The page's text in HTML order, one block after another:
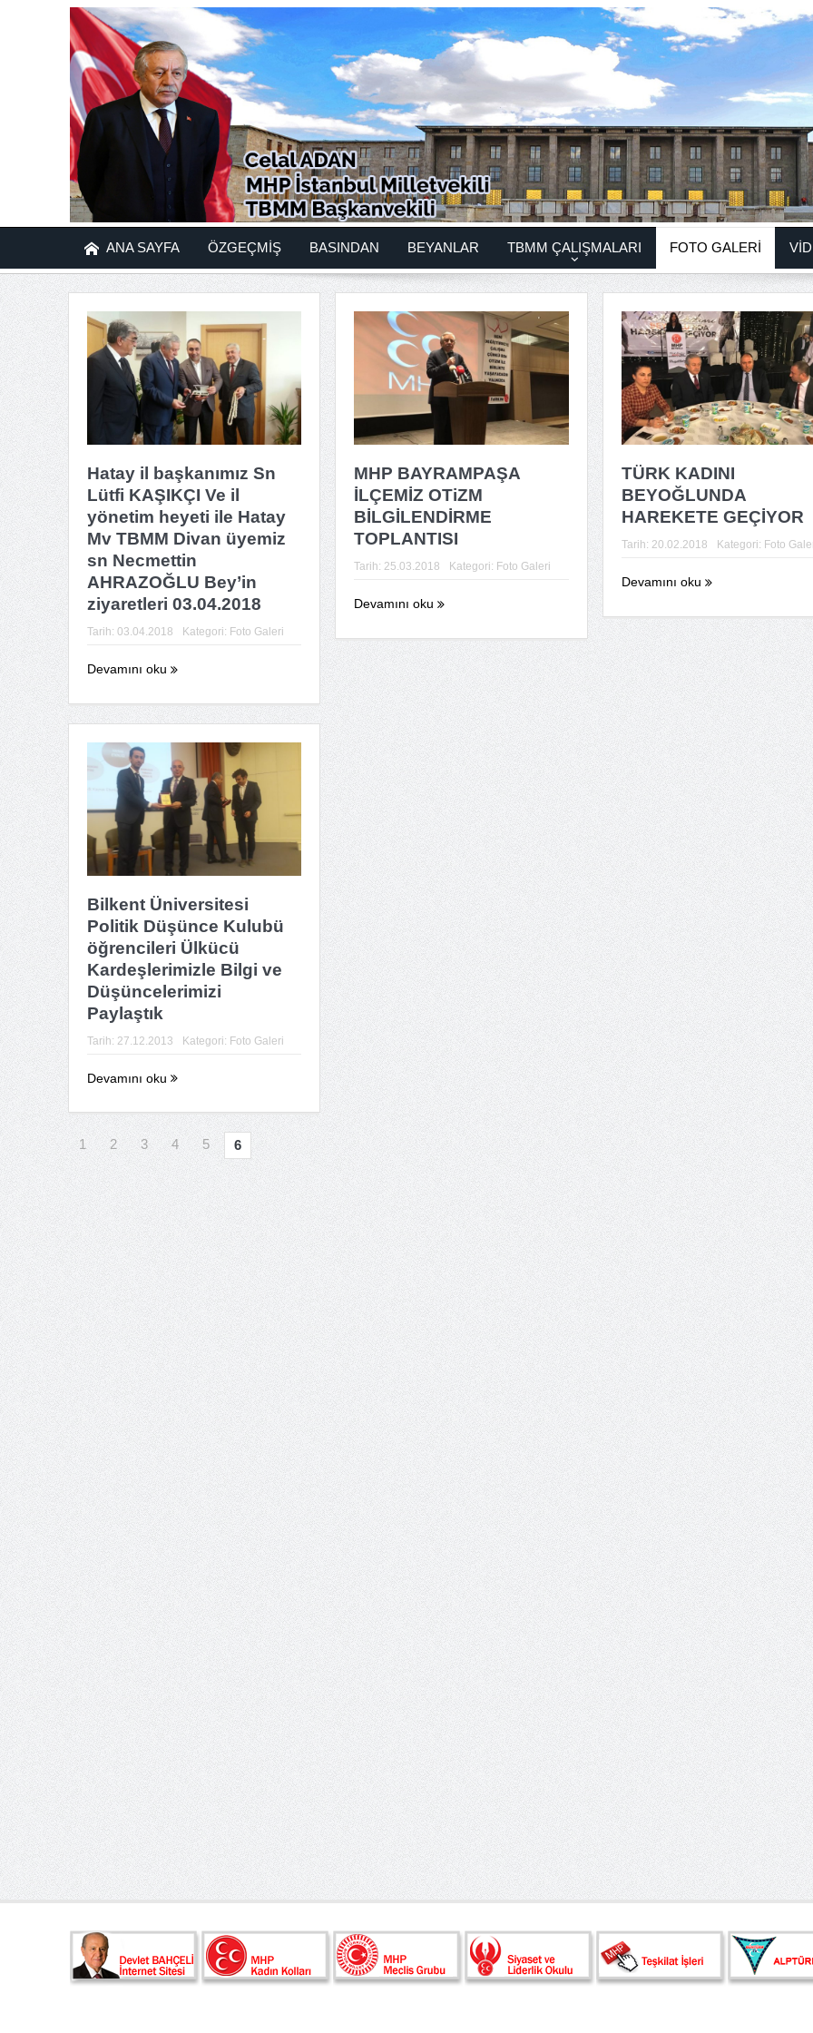
ANA SAYFA ÖZGEÇMİŞ BASINDAN BEYANLAR TBMM ÇALIŞMALARI FOTO GALERİ
Hatay il başkanımız Sn
Lütfi KAŞIKÇI Ve il
yönetim heyeti ile Hatay
Mv TBMM Divan üyemiz
sn Necmettin
AHRAZOĞLU Bey’in
ziyaretleri 03.04.2018
Tarih: 03.04.2018 Kategori: Foto Galeri
Devamını oku
MHP BAYRAMPAŞA
İLÇEMİZ OTiZM
BİLGİLENDİRME
TOPLANTISI
Tarih: 25.03.2018 Kategori: Foto Galeri
Devamını oku
TÜRK KADINI
BEYOĞLUNDA
HAREKETE GEÇİYOR
Tarih: 20.02.2018 Kategori: Foto
Devamını oku
Bilkent Üniversitesi
Politik Düşünce Kulubü
öğrencileri Ülkücü
Kardeşlerimizle Bilgi ve
Düşüncelerimizi
Paylaştık
Tarih: 27.12.2013 Kategori: Foto Galeri
Devamını oku
1 2 3 4 5 6
İstanbul
Rektörlüğü Prof.
ERÖZ’ü anma
17.11.2022